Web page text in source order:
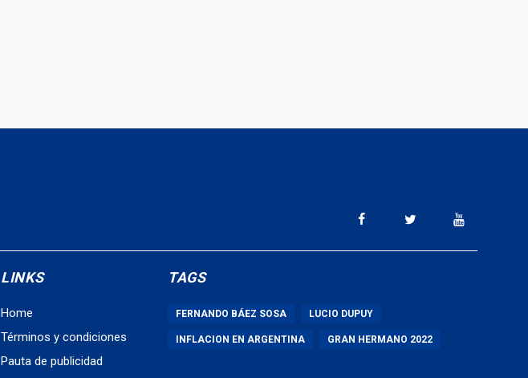
LINKS
Home
Términos y condiciones
Pauta de publicidad
TAGS
FERNANDO BÁEZ SOSA LUCIO DUPUY
INFLACION EN ARGENTINA GRAN HERMANO 2022